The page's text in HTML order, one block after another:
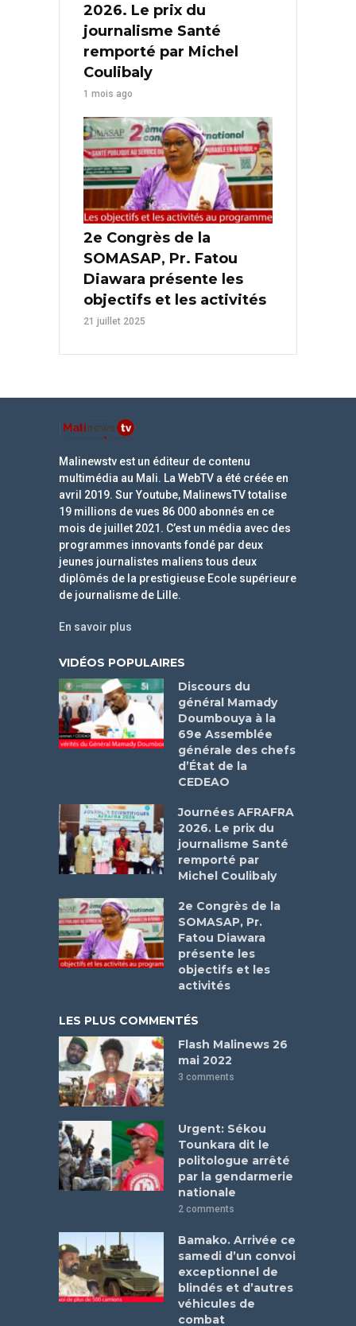
2026. Le prix du
journalisme Santé
remporté par Michel
Coulibaly
1 mois ago
2e Congrès de la
SOMASAP, Pr. Fatou
Diawara présente les
objectifs et les activités
21 juillet 2025
Malinewstv est un éditeur de contenu
multimédia au Mali. La WebTV a été créée en
avril 2019. Sur Youtube, MalinewsTV totalise
19 millions de vues 86 000 abonnés en ce
mois de juillet 2021. C’est un média avec des
programmes innovants fondé par deux
jeunes journalistes maliens tous deux
diplômés de la prestigieuse Ecole supérieure
de journalisme de Lille.
En savoir plus
VIDÉOS POPULAIRES
Discours du
général Mamady
Doumbouya à la
69e Assemblée
générale des chefs
d’État de la
CEDEAO
Journées AFRAFRA
2026. Le prix du
journalisme Santé
remporté par
Michel Coulibaly
2e Congrès de la
SOMASAP, Pr.
Fatou Diawara
présente les
objectifs et les
activités
LES PLUS COMMENTÉS
Flash Malinews 26
mai 2022
3 comments
Urgent: Sékou
Tounkara dit le
politologue arrêté
par la gendarmerie
nationale
2 comments
Bamako. Arrivée ce
samedi d’un convoi
exceptionnel de
blindés et d’autres
véhicules de
combat